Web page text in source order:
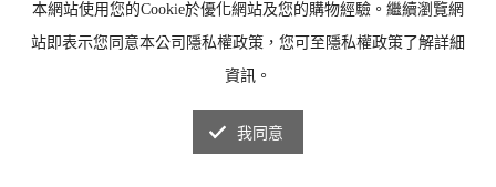
本網站使用您的Cookie於優化網站及您的購物經驗。繼續瀏覽網
站即表示您同意本公司隱私權政策，您可至隱私權政策了解詳細
資訊。
我同意